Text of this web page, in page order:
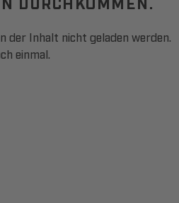
der Inhalt nicht geladen werden.
einmal.